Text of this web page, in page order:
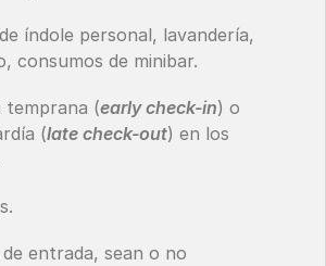
índole personal, lavandería,
consumos de minibar.
temprana (early check-in) o
(late check-out) en los
de entrada, sean o no